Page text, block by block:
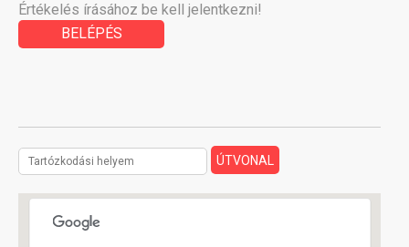
Értékelés írásához be kell jelentkezni!
BELÉPÉS